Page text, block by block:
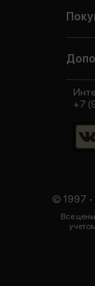
© 1997 -
Все
+7